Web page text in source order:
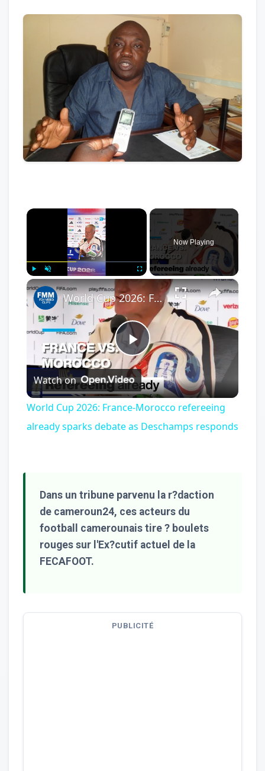
×
Now Playing
×
Play
Video
World Cup 2026: France-Morocco refereeing already sparks debate as Deschamps responds
Watch on
World Cup 2026: France-Morocco refereeing
already sparks debate as Deschamps responds
Dans un tribune parvenu la r?daction
de cameroun24, ces acteurs du
football camerounais tire ? boulets
rouges sur l'Ex?cutif actuel de la
FECAFOOT.
PUBLICITÉ